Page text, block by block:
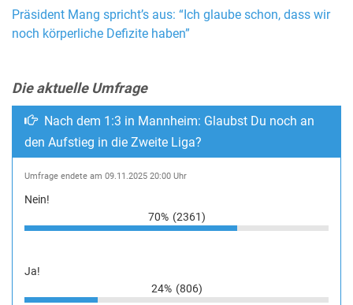
Präsident Mang spricht’s aus: “Ich glaube schon, dass wir
noch körperliche Defizite haben”
Die aktuelle Umfrage
Nach dem 1:3 in Mannheim: Glaubst Du noch an
den Aufstieg in die Zweite Liga?
Umfrage endete am 09.11.2025 20:00 Uhr
Nein!
70% (2361)
Ja!
24% (806)